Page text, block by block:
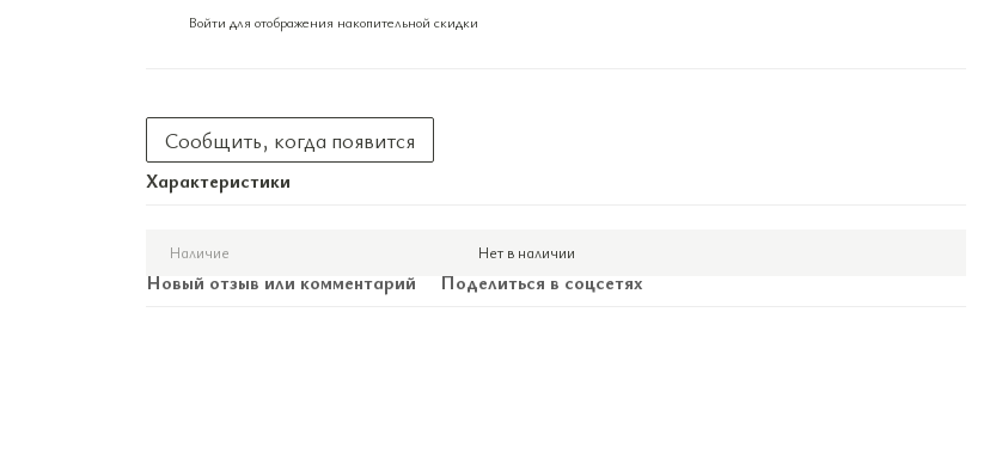
Войти для отображения накопительной скидки
Сообщить, когда появится
Характеристики
Наличие Нет в наличии
Новый отзыв или комментарий Поделиться в соцсетях